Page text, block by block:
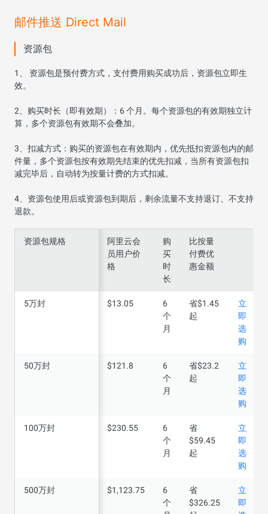
邮件推送 Direct Mail
资源包
1、 资源包是预付费方式，支付费用购买成功后，资源包立即生
效。
2、购买时长（即有效期）：6 个月。每个资源包的有效期独立计
算，多个资源包有效期不会叠加。
3、扣减方式：购买的资源包在有效期内，优先抵扣资源包内的邮
件量，多个资源包按有效期先结束的优先扣减，当所有资源包扣
减完毕后，自动转为按量计费的方式扣减。
4、资源包使用后或资源包到期后，剩余流量不支持退订、不支持
退款。
资源包规格
阿里云会
员用户价
格
购
买
时
长
比按量
付费优
惠金额
5万封 $13.05
6
个
月
省$1.45
起
立
即
选
购
50万封 $121.8
6
个
月
省$23.2
起
立
即
选
购
100万封 $230.55
6
个
月
省
$59.45
起
立
即
选
购
500万封 $1,123.75
6
个
省
$326.25
立
即
资源包规格
5万封
50万封
100万封
500万封